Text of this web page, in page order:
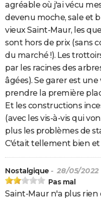
agréable où j'ai vécu
devenu moche, sale et
vieux Saint-Maur, les
sont hors de prix (sans
du marché !). Les
par les racines des
âgées). Se garer est
prendre la première
Et les constructions
(avec les vis-à-vis qui
plus les problèmes de
C'était tellement bien et
Nostalgique - 28/05/2022
Pas mal
Saint-Maur n'a plus